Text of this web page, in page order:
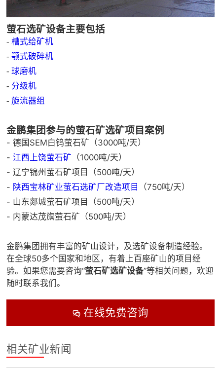
萤石选矿设备主要包括
-槽式给矿机
-颚式破碎机
-球磨机
- 分级机
-旋流器组
金鹏集团参与的萤石矿选矿项目案例
- 德国SEM白钨萤石矿（3000吨/天）
- 江西上饶萤石矿 （1000吨/天）
- 辽宁锦州萤石矿项目（500吨/天）
- 陕西宝林矿业萤石选矿厂改造项目
（750吨/天）
- 山东郯城萤石矿项目（500吨/天）
- 内蒙达茂旗萤石矿（500吨/天）
金鹏集团拥有丰富的矿山设计，及选矿设备制造经验。
在全球50多个国家和地区，有着上百座矿山的项目经
验。如果您需要咨询“萤石矿选矿设备”等相关问题，欢迎
随时联系我们。
在线免费咨询
相关矿业新闻